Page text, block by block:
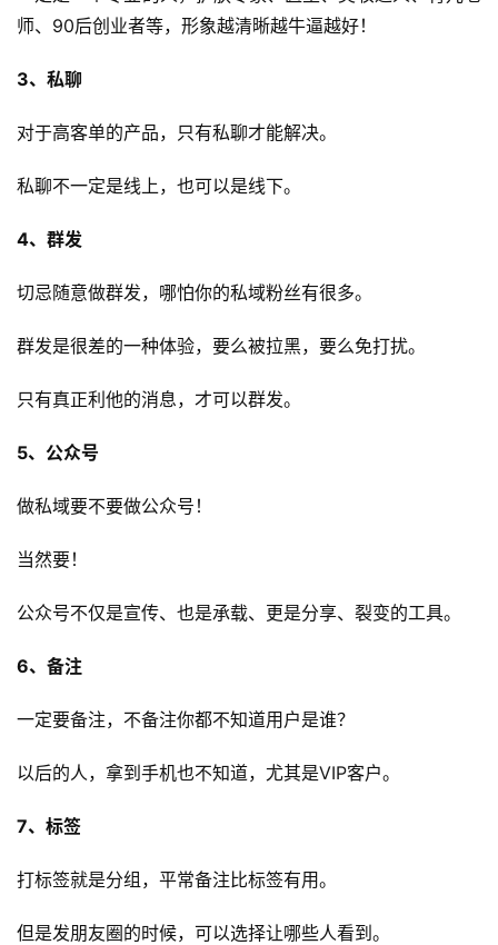
师、90后创业者等，形象越清晰越牛逼越好！
3、私聊
对于高客单的产品，只有私聊才能解决。
私聊不一定是线上，也可以是线下。
4、群发
切忌随意做群发，哪怕你的私域粉丝有很多。
群发是很差的一种体验，要么被拉黑，要么免打扰。
只有真正利他的消息，才可以群发。
5、公众号
做私域要不要做公众号！
当然要！
公众号不仅是宣传、也是承载、更是分享、裂变的工具。
6、备注
一定要备注，不备注你都不知道用户是谁？
以后的人，拿到手机也不知道，尤其是VIP客户。
7、标签
打标签就是分组，平常备注比标签有用。
但是发朋友圈的时候，可以选择让哪些人看到。